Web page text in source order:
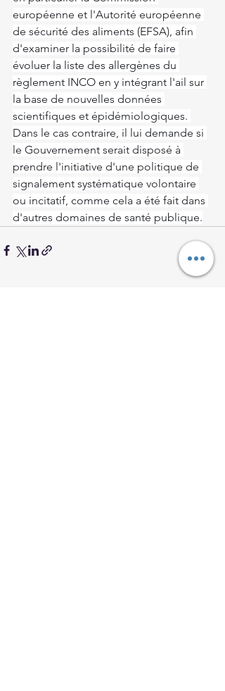
européenne et l'Autorité européenne
de sécurité des aliments (EFSA), afin
d'examiner la possibilité de faire
évoluer la liste des allergènes du
règlement INCO en y intégrant l'ail sur
la base de nouvelles données
scientifiques et épidémiologiques.
Dans le cas contraire, il lui demande si
le Gouvernement serait disposé à
prendre l'initiative d'une politique de
signalement systématique volontaire
ou incitatif, comme cela a été fait dans
d'autres domaines de santé publique.